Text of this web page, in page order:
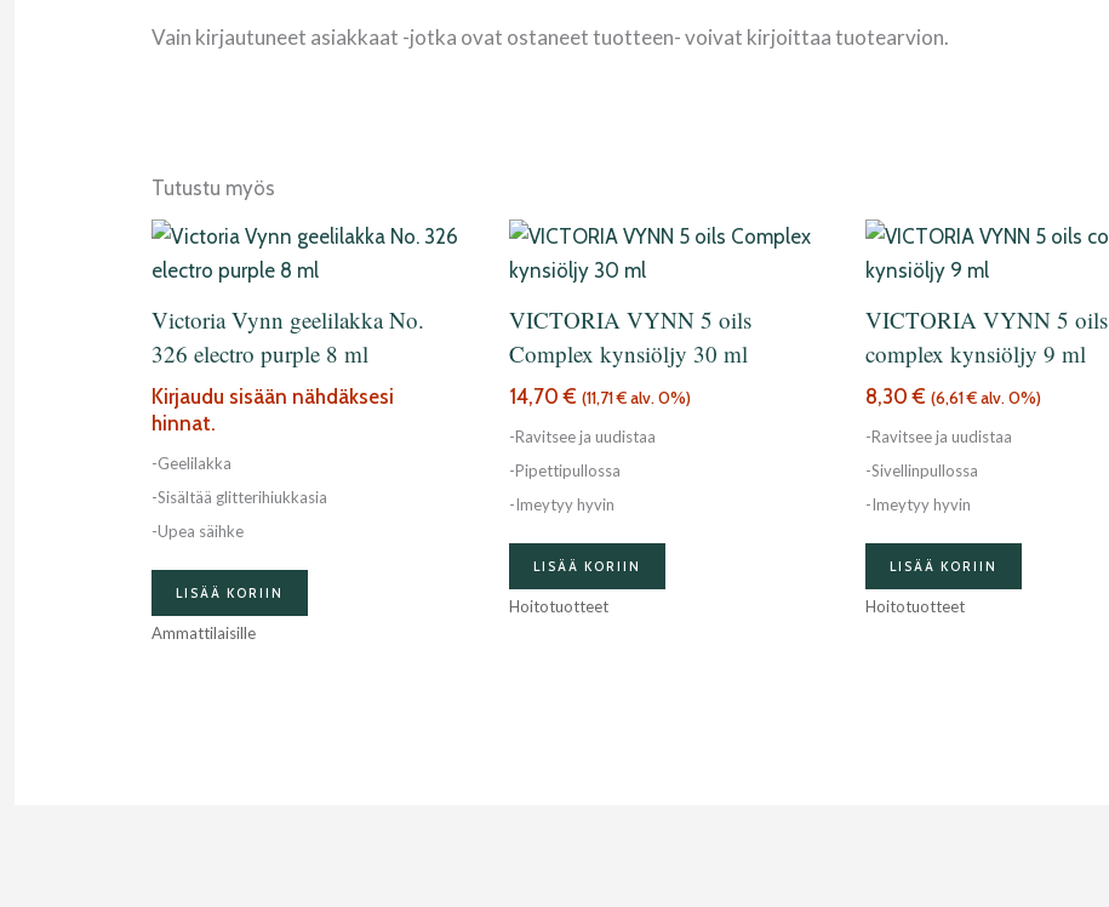
Vain kirjautuneet asiakkaat -jotka ovat ostaneet tuotteen- voivat kirjoittaa tuotearvion.
Tutustu myös
Victoria Vynn geelilakka No.
326 electro purple 8 ml
Kirjaudu sisään nähdäksesi
hinnat.
-Geelilakka
-Sisältää glitterihiukkasia
-Upea säihke
LISÄÄ KORIIN
Ammattilaisille
VICTORIA VYNN 5 oils
Complex kynsiöljy 30 ml
14,70€ (11,71€alv. 0%)
-Ravitsee ja uudistaa
-Pipettipullossa
-Imeytyy hyvin
LISÄÄ KORIIN
Hoitotuotteet
VICTORIA VYNN 5 oils
complex kynsiöljy 9 ml
8,30€ (6,61€alv. 0%)
-Ravitsee ja uudistaa
-Sivellinpullossa
-Imeytyy hyvin
LISÄÄ KORIIN
Hoitotuotteet